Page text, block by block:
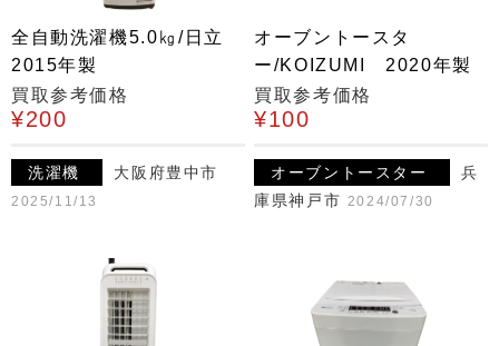
全自動洗濯機5.0㎏/日立
2015年製
買取参考価格
¥200
洗濯機 大阪府豊中市
2025/11/13
オーブントースタ
ー/KOIZUMI 2020年製
買取参考価格
¥100
オーブントースター
兵
庫県神戸市 2024/07/30